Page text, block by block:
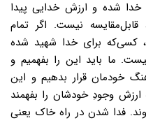
شده و ارزش خدایی پیدا
نیست. اگر تمام
کسی‌که برای خدا شهید شده
ما باید این را بفهمیم و
خودمان قرار بدهیم و این
وجودِ خودشان را بفهمند
فدا شدن در راه خاک یعنی